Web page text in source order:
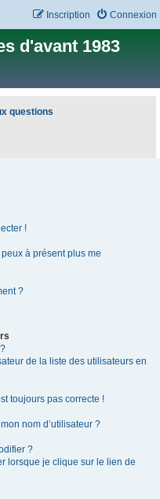
Connexion
Inscription
d'avant 1983
questions
!
à présent plus me
?
de la liste des utilisateurs en
toujours pas correcte !
nom d’utilisateur ?
?
lorsque je clique sur le lien de